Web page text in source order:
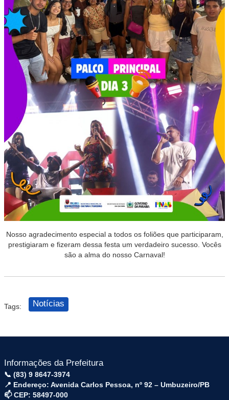
Nosso agradecimento especial a todos os foliões que participaram,
prestigiaram e fizeram dessa festa um verdadeiro sucesso. Vocês
são a alma do nosso Carnaval!
Tags: Notícias
Informações da Prefeitura
📞 (83) 9 8647-3974
📍 Endereço: Avenida Carlos Pessoa, nº 92 – Umbuzeiro/PB
📫 CEP: 58497-000